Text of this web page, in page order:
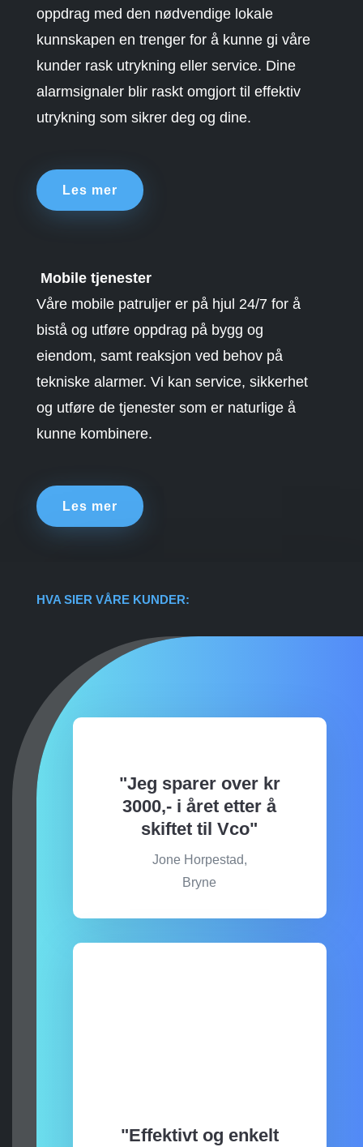
oppdrag med den nødvendige lokale
kunnskapen en trenger for å kunne gi våre
kunder rask utrykning eller service. Dine
alarmsignaler blir raskt omgjort til effektiv
utrykning som sikrer deg og dine.
Les mer
Mobile tjenester
Våre mobile patruljer er på hjul 24/7 for å
bistå og utføre oppdrag på bygg og
eiendom, samt reaksjon ved behov på
tekniske alarmer. Vi kan service, sikkerhet
og utføre de tjenester som er naturlige å
kunne kombinere.
Les mer
HVA SIER VÅRE KUNDER:
"Jeg sparer over kr
3000,- i året etter å
skiftet til Vco"
Jone Horpestad,
Bryne
"Effektivt og enkelt